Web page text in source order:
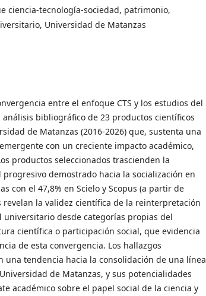
ciencia-tecnología-sociedad, patrimonio,
Universidad de Matanzas
entre el enfoque CTS y los estudios del
bibliográfico de 23 productos científicos
de Matanzas (2016-2026) que, sustenta una
con un creciente impacto académico,
productos seleccionados trascienden la
demostrado hacia la socialización en
con el 47,8% en Scielo y Scopus (a partir de
revelan la validez científica de la reinterpretación
desde categorías propias del
científica o participación social, que evidencia
de esta convergencia. Los hallazgos
una tendencia hacia la consolidación de una línea
de Matanzas, y sus potencialidades
académico sobre el papel social de la ciencia y